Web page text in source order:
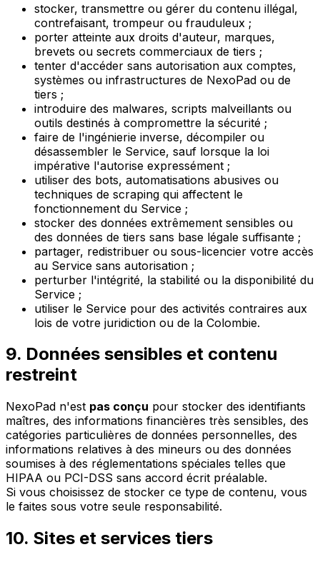
stocker, transmettre ou gérer du contenu illégal,
contrefaisant, trompeur ou frauduleux ;
porter atteinte aux droits d'auteur, marques,
brevets ou secrets commerciaux de tiers ;
tenter d'accéder sans autorisation aux comptes,
systèmes ou infrastructures de NexoPad ou de
tiers ;
introduire des malwares, scripts malveillants ou
outils destinés à compromettre la sécurité ;
faire de l'ingénierie inverse, décompiler ou
désassembler le Service, sauf lorsque la loi
impérative l'autorise expressément ;
utiliser des bots, automatisations abusives ou
techniques de scraping qui affectent le
fonctionnement du Service ;
stocker des données extrêmement sensibles ou
des données de tiers sans base légale suffisante ;
partager, redistribuer ou sous-licencier votre accès
au Service sans autorisation ;
perturber l'intégrité, la stabilité ou la disponibilité du
Service ;
utiliser le Service pour des activités contraires aux
lois de votre juridiction ou de la Colombie.
9. Données sensibles et contenu
restreint
NexoPad n'est pas conçu pour stocker des identifiants
maîtres, des informations financières très sensibles, des
catégories particulières de données personnelles, des
informations relatives à des mineurs ou des données
soumises à des réglementations spéciales telles que
HIPAA ou PCI-DSS sans accord écrit préalable.
Si vous choisissez de stocker ce type de contenu, vous
le faites sous votre seule responsabilité.
10. Sites et services tiers